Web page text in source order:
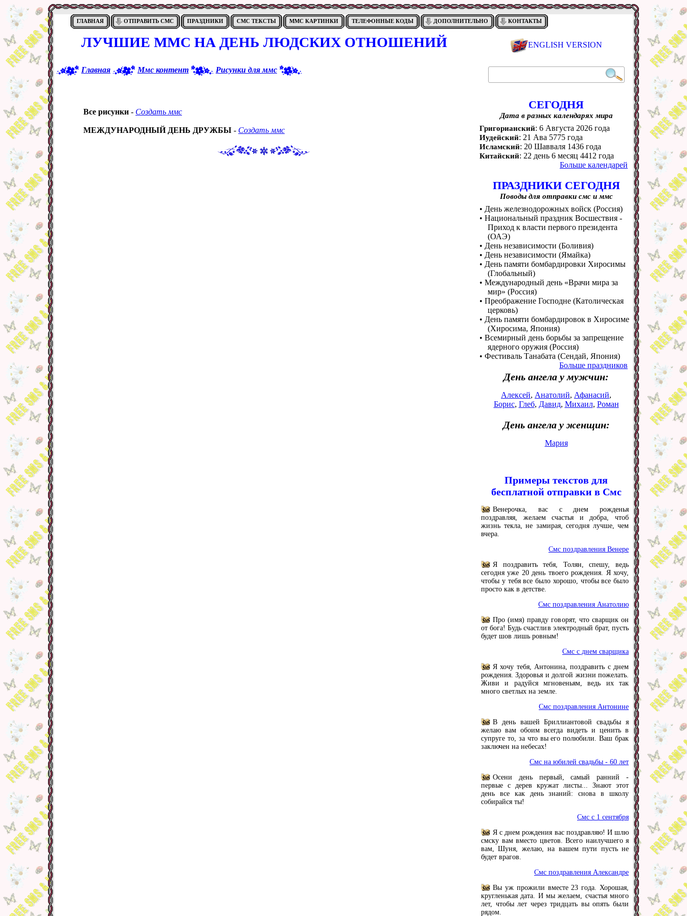
ГЛАВНАЯ ОТПРАВИТЬ СМС ПРАЗДНИКИ СМС ТЕКСТЫ ММС КАРТИНКИ ТЕЛЕФОННЫЕ КОДЫ ДОПОЛНИТЕЛЬНО КОНТАКТЫ
ЛУЧШИЕ ММС НА ДЕНЬ ЛЮДСКИХ ОТНОШЕНИЙ
Главная Ммс контент Рисунки для ммс
Все рисунки - Создать ммс
МЕЖДУНАРОДНЫЙ ДЕНЬ ДРУЖБЫ - Создать ммс
ENGLISH VERSION
СЕГОДНЯ
Дата в разных календарях мира
Григорианский: 6 Августа 2026 года
Иудейский: 21 Ава 5775 года
Исламский: 20 Шавваля 1436 года
Китайский: 22 день 6 месяц 4412 года
Больше календарей
ПРАЗДНИКИ СЕГОДНЯ
Поводы для отправки смс и ммс
• День железнодорожных войск (Россия)
• Национальный праздник Восшествия -
Приход к власти первого президента
(ОАЭ)
• День независимости (Боливия)
• День независимости (Ямайка)
• День памяти бомбардировки Хиросимы
(Глобальный)
• Международный день «Врачи мира за
мир» (Россия)
• Преображение Господне (Католическая
церковь)
• День памяти бомбардировок в Хиросиме
(Хиросима, Япония)
• Всемирный день борьбы за запрещение
ядерного оружия (Россия)
• Фестиваль Танабата (Сендай, Япония)
Больше праздников
День ангела у мужчин:
Алексей, Анатолий, Афанасий,
Борис, Глеб, Давид, Михаил, Роман
День ангела у женщин:
Мария
Примеры текстов для
бесплатной отправки в Смс
Венерочка, вас с днем рожденья
поздравляя, желаем счастья и добра, чтоб
жизнь текла, не замирая, сегодня лучше, чем
вчера.
Смс поздравления Венере
Я поздравить тебя, Толян, спешу, ведь
сегодня уже 20 день твоего рождения. Я хочу,
чтобы у тебя все было хорошо, чтобы все было
просто как в детстве.
Смс поздравления Анатолию
Про (имя) правду говорят, что сварщик он
от бога! Будь счастлив электродный брат, пусть
будет шов лишь ровным!
Смс с днем сварщика
Я хочу тебя, Антонина, поздравить с днем
рождения. Здоровья и долгой жизни пожелать.
Живи и радуйся мгновеньям, ведь их так
много светлых на земле.
Смс поздравления Антонине
В день вашей Бриллиантовой свадьбы я
желаю вам обоим всегда видеть и ценить в
супруге то, за что вы его полюбили. Ваш брак
заключен на небесах!
Смс на юбилей свадьбы - 60 лет
Осени день первый, самый ранний -
первые с дерев кружат листы... Знают этот
день все как день знаний: снова в школу
собирайся ты!
Смс с 1 сентября
Я с днем рождения вас поздравляю! И шлю
смску вам вместо цветов. Всего наилучшего я
вам, Шуня, желаю, на вашем пути пусть не
будет врагов.
Смс поздравления Александре
Вы уж прожили вместе 23 года. Хорошая,
кругленькая дата. И мы желаем, счастья много
лет, чтобы лет через тридцать вы опять были
рядом.